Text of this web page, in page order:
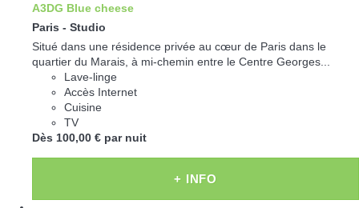
A3DG Blue cheese
Paris - Studio
Situé dans une résidence privée au cœur de Paris dans le
quartier du Marais, à mi-chemin entre le Centre Georges...
Lave-linge
Accès Internet
Cuisine
TV
Dès 100,00 € par nuit
+ INFO